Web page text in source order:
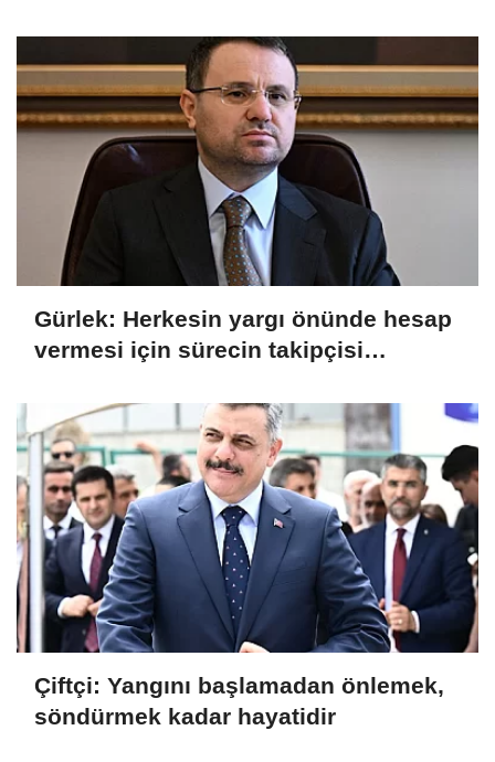
Gürlek: Herkesin yargı önünde hesap
vermesi için sürecin takipçisi
Çiftçi: Yangını başlamadan önlemek,
söndürmek kadar hayatidir